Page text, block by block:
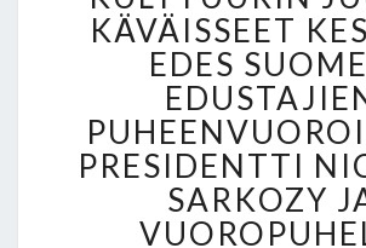
N
G
I
N
U
L
K
O
M
KÄVÄISSEET
EDES
PRESIDENTTI
SARKOZY